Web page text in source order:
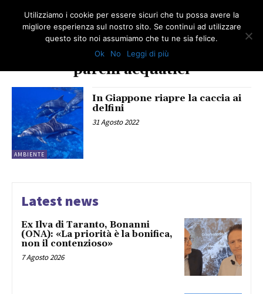
parchi acquatici
AMBIENTE
In Giappone riapre la caccia ai
delfini
31 Agosto 2022
Latest news
Ex Ilva di Taranto, Bonanni
(ONA): «La priorità è la bonifica,
non il contenzioso»
7 Agosto 2026
Utilizziamo i cookie per essere sicuri che tu possa avere la
migliore esperienza sul nostro sito. Se continui ad utilizzare
questo sito noi assumiamo che tu ne sia felice.
Ok
No Leggi di più